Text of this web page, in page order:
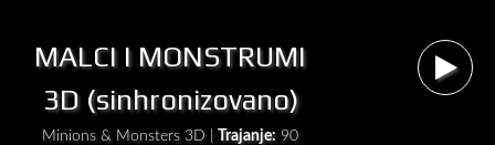
MALCI I MONSTRUMI
3D (sinhronizovano)
Minions & Monsters 3D |Trajanje: 90